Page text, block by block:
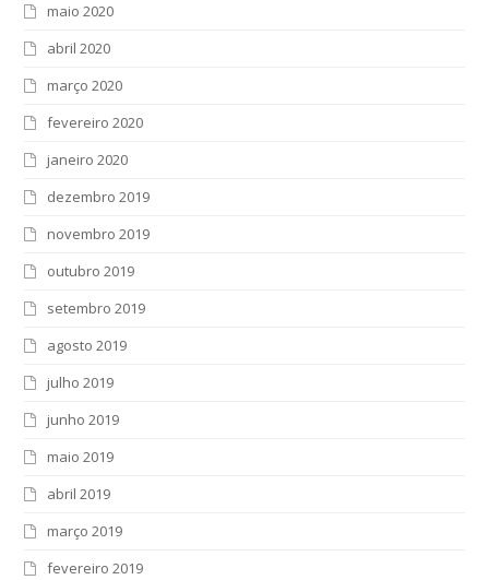
maio 2020
abril 2020
março 2020
fevereiro 2020
janeiro 2020
dezembro 2019
novembro 2019
outubro 2019
setembro 2019
agosto 2019
julho 2019
junho 2019
maio 2019
abril 2019
março 2019
fevereiro 2019